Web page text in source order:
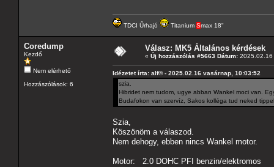
TDCI Űrhajó Titanium Smax 18"
Coredump
Kezdő
Nem elérhető
Hozzászólások: 6
Válasz: MK5 Általános kérdések
« Új hozzászólás #5663 Dátum: 2025.02.16
Idézetet írta: alf® - 2025.02.16 vasárnap, 10:03:52
szia.
Hibridet nem tudom, ugye abban Wankel moci van.
Budafokon van szervíz, Sakos kolléga tud neked
Szia,
Köszönöm a válaszod.
Nem dehogy, ebben nincs Wankel motor.
Motor: 2.0 DOHC PFI benzin/elektromos